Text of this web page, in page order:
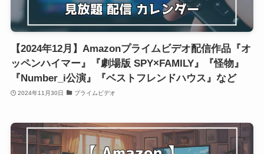
【2024年12月】Amazonプライムビデオ配信作品『オ
ッペンハイマー』『劇場版 SPY×FAMILY』『怪物』
『Number_i公演』『ベストフレンドハウス』など
2024年11月30日 プライムビデオ